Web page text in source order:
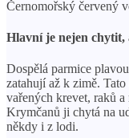
Černomořský červený
Hlavní je nejen chytit,
Dospělá parmice
zatahují až k zimě.
vařených krevet, raků
Krymčanů ji chytá na
někdy i z lodi.